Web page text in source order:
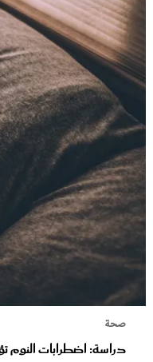
صحة
دراسة: اضطرابات النوم